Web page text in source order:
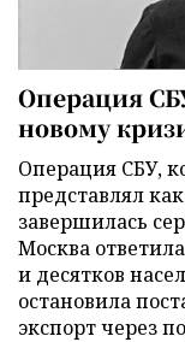
Операция
новому
Операция СБУ,
представлял
завершилась
Москва
и десятков
остановила
экспорт через